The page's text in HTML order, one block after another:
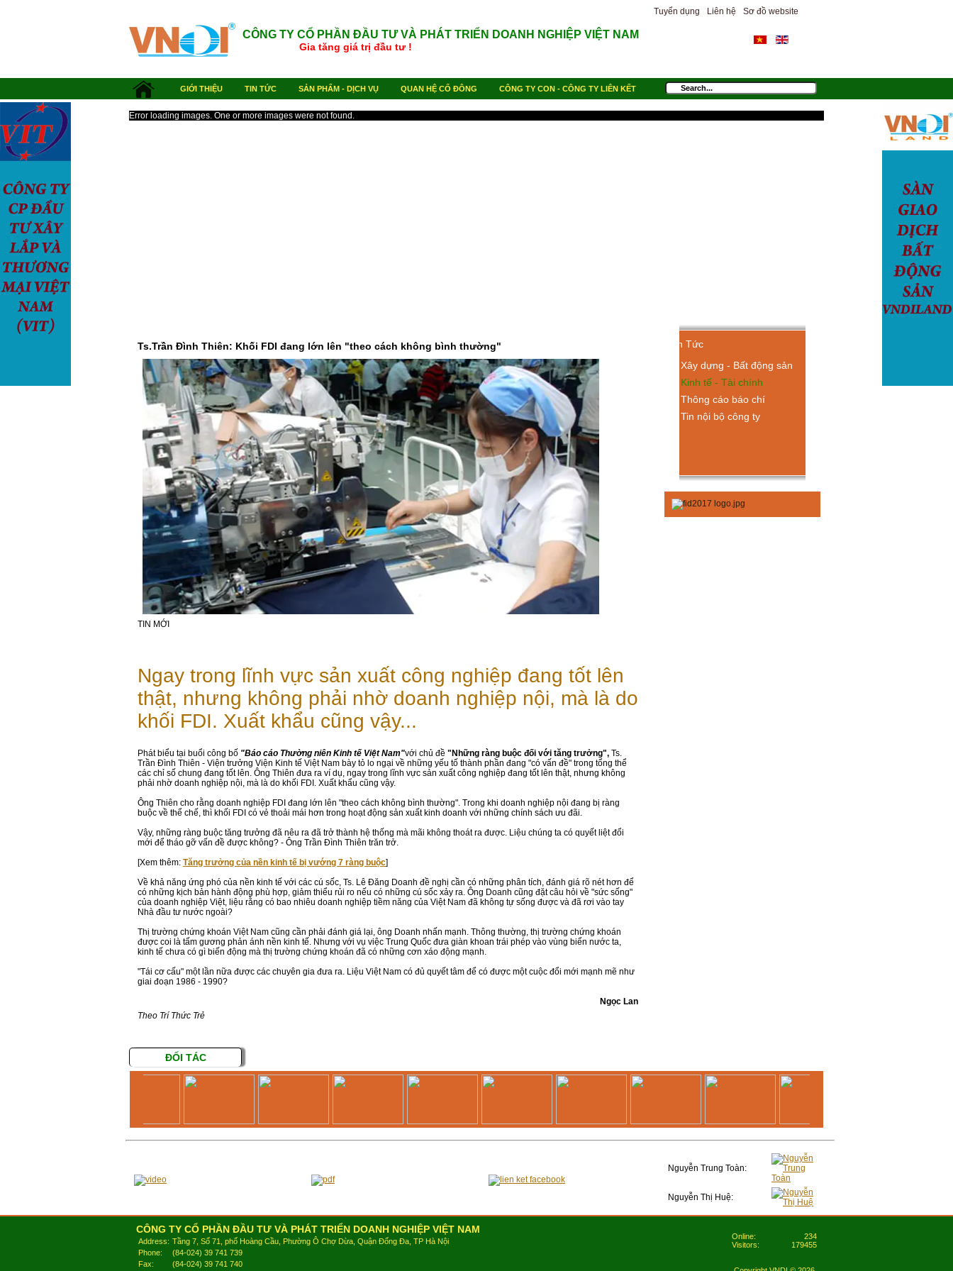
CÔNG TY CỔ PHẦN ĐẦU TƯ VÀ PHÁT TRIỂN DOANH NGHIỆP VIỆT NAM
Gia tăng giá trị đầu tư !
Tuyển dụng Liên hệ Sơ đồ website
GIỚI THIỆU TIN TỨC SẢN PHẨM - DỊCH VỤ QUAN HỆ CỔ ĐÔNG CÔNG TY CON - CÔNG TY LIÊN KẾT
Error loading images. One or more images were not found.
Ts.Trần Đình Thiên: Khối FDI đang lớn lên "theo cách không bình thường"
TIN MỚI
Ngay trong lĩnh vực sản xuất công nghiệp đang tốt lên
thật, nhưng không phải nhờ doanh nghiệp nội, mà là do
khối FDI. Xuất khẩu cũng vậy...
Phát biểu tại buổi công bố "Báo cáo Thường niên Kinh tế Việt Nam"với chủ đề "Những ràng buộc đối với tăng trưởng", Ts.
Trần Đình Thiên - Viện trưởng Viện Kinh tế Việt Nam bày tỏ lo ngại về những yếu tố thành phần đang "có vấn đề" trong tổng thể
các chỉ số chung đang tốt lên. Ông Thiên đưa ra ví dụ, ngay trong lĩnh vực sản xuất công nghiệp đang tốt lên thật, nhưng không
phải nhờ doanh nghiệp nội, mà là do khối FDI. Xuất khẩu cũng vậy.
Ông Thiên cho rằng doanh nghiệp FDI đang lớn lên "theo cách không bình thường". Trong khi doanh nghiệp nội đang bị ràng
buộc về thể chế, thì khối FDI có vẻ thoải mái hơn trong hoạt động sản xuất kinh doanh với những chính sách ưu đãi.
Vậy, những ràng buộc tăng trưởng đã nêu ra đã trở thành hệ thống mà mãi không thoát ra được. Liệu chúng ta có quyết liệt đổi
mới để tháo gỡ vấn đề được không? - Ông Trần Đình Thiên trăn trở.
[Xem thêm: Tăng trưởng của nền kinh tế bị vướng 7 ràng buộc]
Về khả năng ứng phó của nền kinh tế với các cú sốc, Ts. Lê Đăng Doanh đề nghị cần có những phân tích, đánh giá rõ nét hơn để
có những kịch bản hành động phù hợp, giảm thiểu rủi ro nếu có những cú sốc xảy ra. Ông Doanh cũng đặt câu hỏi về "sức sống"
của doanh nghiệp Việt, liệu rằng có bao nhiêu doanh nghiệp tiềm năng của Việt Nam đã không tự sống được và đã rơi vào tay
Nhà đầu tư nước ngoài?
Thị trường chứng khoán Việt Nam cũng cần phải đánh giá lại, ông Doanh nhấn mạnh. Thông thường, thị trường chứng khoán
được coi là tấm gương phản ánh nền kinh tế. Nhưng với vụ việc Trung Quốc đưa giàn khoan trái phép vào vùng biển nước ta,
kinh tế chưa có gì biến động mà thị trường chứng khoán đã có những cơn xáo động mạnh.
"Tái cơ cấu" một lần nữa được các chuyên gia đưa ra. Liệu Việt Nam có đủ quyết tâm để có được một cuộc đổi mới mạnh mẽ như
giai đoạn 1986 - 1990?
Ngọc Lan
Theo Trí Thức Trẻ
Tin Tức
Xây dựng - Bất động sản
Kinh tế - Tài chính
Thông cáo báo chí
Tin nội bộ công ty
ĐỐI TÁC
Nguyễn Trung Toàn:
Nguyễn Thị Huệ:
CÔNG TY CỔ PHẦN ĐẦU TƯ VÀ PHÁT TRIỂN DOANH NGHIỆP VIỆT NAM
Address: Tầng 7, Số 71, phố Hoàng Cầu, Phường Ô Chợ Dừa, Quận Đống Đa, TP Hà Nội
Phone:
(84-024) 39 741 739
Fax:
(84-024) 39 741 740
Online:
234
Visitors:
179455